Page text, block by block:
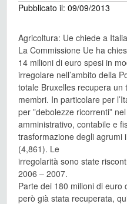
Pubblicato il: 09/09/2013
Agricoltura: Ue chiede a
La Commissione Ue ha
14 milioni di euro spesi in
irregolare nell’ambito della
totale Bruxelles recupera
membri. In particolare per
per ”debolezze ricorrenti”
amministrativo, contabile e
trasformazione degli agrumi
(4,861). Le
irregolarità sono state
2006 – 2007.
Parte dei 180 milioni di euro
però già stata recuperata,